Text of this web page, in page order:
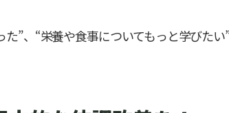
”、“栄養や食事についてもっと学びた